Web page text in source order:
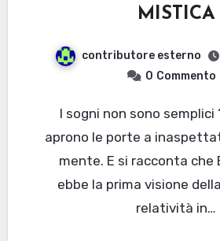
MISTICA
contributore esterno
0 Commento
I sogni non sono semplici “fantasie” e
aprono le porte a
mente. E si racconta che
ebbe la prima visione
relatività in…